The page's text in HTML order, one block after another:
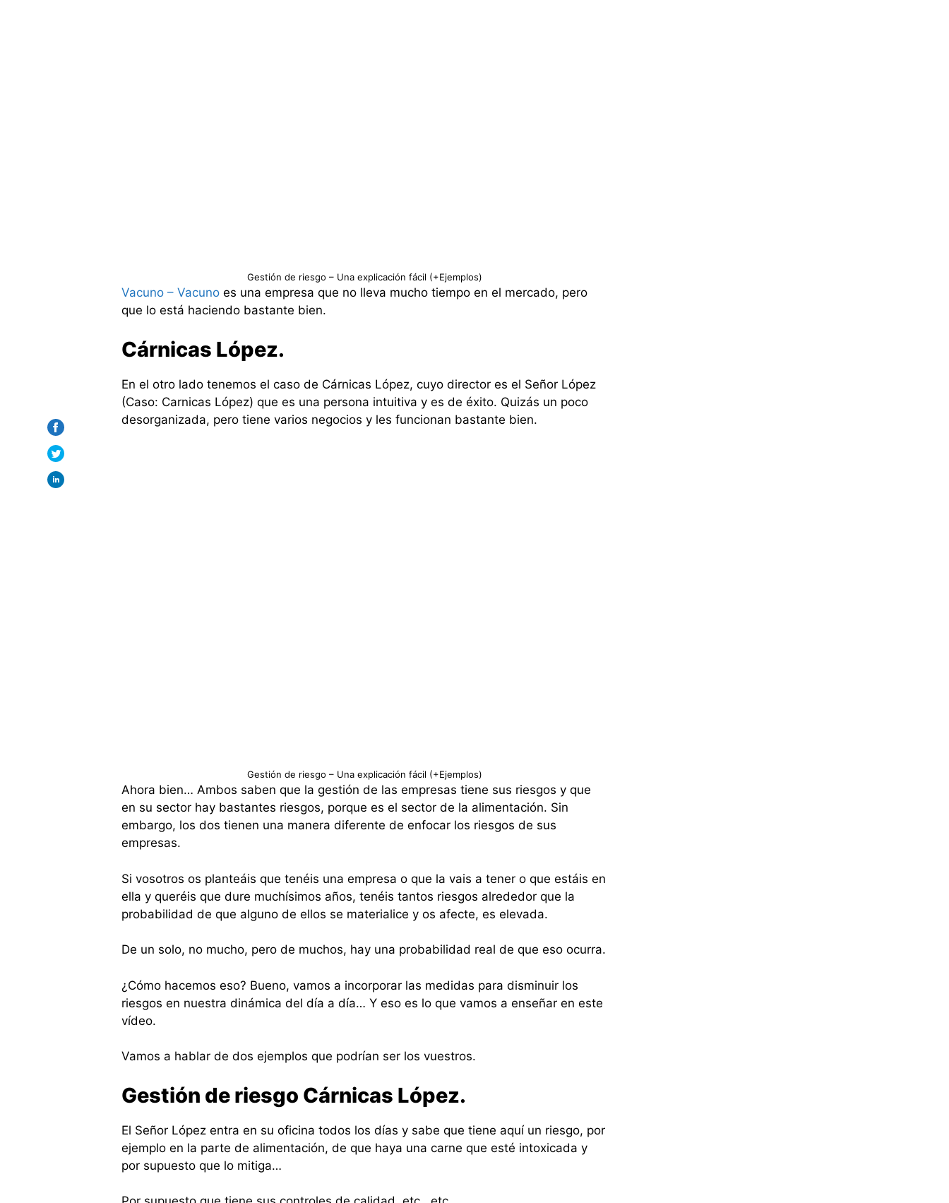
Gestión de riesgo – Una explicación fácil (+Ejemplos)
Vacuno – Vacuno es una empresa que no lleva mucho tiempo en el mercado, pero
que lo está haciendo bastante bien.
Cárnicas López.
En el otro lado tenemos el caso de Cárnicas López, cuyo director es el Señor López
(Caso: Carnicas López) que es una persona intuitiva y es de éxito. Quizás un poco
desorganizada, pero tiene varios negocios y les funcionan bastante bien.
Gestión de riesgo – Una explicación fácil (+Ejemplos)
Ahora bien… Ambos saben que la gestión de las empresas tiene sus riesgos y que
en su sector hay bastantes riesgos, porque es el sector de la alimentación. Sin
embargo, los dos tienen una manera diferente de enfocar los riesgos de sus
empresas.
Si vosotros os planteáis que tenéis una empresa o que la vais a tener o que estáis en
ella y queréis que dure muchísimos años, tenéis tantos riesgos alrededor que la
probabilidad de que alguno de ellos se materialice y os afecte, es elevada.
De un solo, no mucho, pero de muchos, hay una probabilidad real de que eso ocurra.
¿Cómo hacemos eso? Bueno, vamos a incorporar las medidas para disminuir los
riesgos en nuestra dinámica del día a día… Y eso es lo que vamos a enseñar en este
vídeo.
Vamos a hablar de dos ejemplos que podrían ser los vuestros.
Gestión de riesgo Cárnicas López.
El Señor López entra en su oficina todos los días y sabe que tiene aquí un riesgo, por
ejemplo en la parte de alimentación, de que haya una carne que esté intoxicada y
por supuesto que lo mitiga…